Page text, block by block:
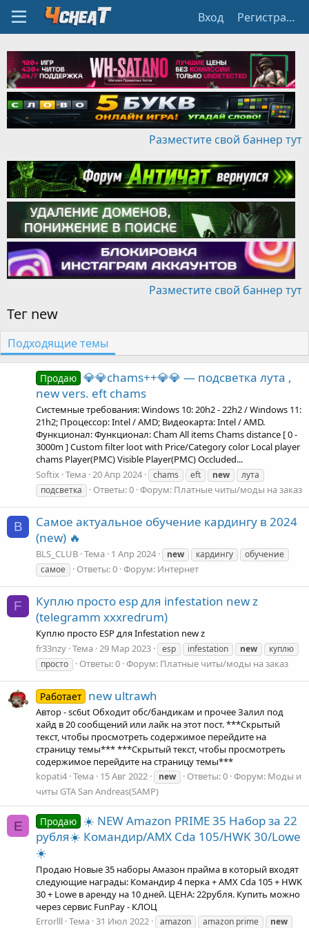
Вход Регистрация
Разместите свой баннер тут
Разместите свой баннер тут
Тег new
Подходящие темы
Продаю 💎💎chams++💎💎 — подсветка лута ,
new vers. eft chams
Системные требования: Windows 10: 20h2 - 22h2 / Windows 11:
21h2; Процессор: Intel / AMD; Видеокарта: Intel / AMD.
Функционал: Функционал: Cham All items Chams distance [ 0 -
3000m ] Custom filter loot with Price/Category color Local player
chams Player(PMC) Visible Player(PMC) Occluded...
Softix Тема 20 Апр 2024 chams eft new
лута
подсветка
Ответы: 0 Форум: Платные читы/моды на заказ
B
Самое актуальное обучение кардингу в 2024
(new) 🔥
BLS_CLUB Тема 1 Апр 2024 new кардингу
обучение
самое
Ответы: 0 Форум: Интернет
F
Куплю просто esp для infestation new z
(telegramm xxxredrum)
Куплю просто ESP для Infestation new z
fr33nzy Тема 29 Мар 2023 esp infestation new
куплю
просто
Ответы: 0 Форум: Платные читы/моды на заказ
Работает new ultrawh
Автор - sc6ut Обходит обс/бандикам и прочее Залил под
хайд в 20 сообщений или лайк на этот пост. ***Скрытый
текст, чтобы просмотреть содержимое перейдите на
страницу темы*** ***Скрытый текст, чтобы просмотреть
содержимое перейдите на страницу темы***
kopati4 Тема 15 Авг 2022 new Ответы: 0 Форум: Моды и
читы GTA San Andreas(SAMP)
E Продаю ☀️ NEW Amazon PRIME 35 Набор за 22
рубля☀️ Командир/AMX Cda 105/HWK 30/Lowe
☀️
Продаю Новые 35 наборы Амазон прайма в который входят
следующие награды: Командир 4 перка + AMX Cda 105 + HWK
30 + Lowe в аренду на 10 дней. ЦЕНА: 22рубля. Купить можно
через сервис FunPay - КЛОЦ
Errorlll Тема 31 Июл 2022 amazon amazon prime new